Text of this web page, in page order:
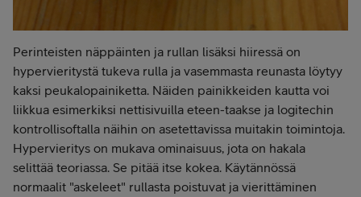
Perinteisten näppäinten ja rullan lisäksi hiiressä on
hypervieritystä tukeva rulla ja vasemmasta reunasta löytyy
kaksi peukalopainiketta. Näiden painikkeiden kautta voi
liikkua esimerkiksi nettisivuilla eteen-taakse ja logitechin
kontrollisoftalla näihin on asetettavissa muitakin toimintoja.
Hypervieritys on mukava ominaisuus, jota on hakala
selittää teoriassa. Se pitää itse kokea. Käytännössä
normaalit "askeleet" rullasta poistuvat ja vierittäminen